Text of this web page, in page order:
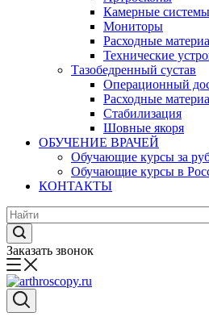
Камерные
Мониторы
Расходные
Технические
Тазобедренный сустав
Операционный
Расходные
Стабилизация
Шовные якоря
ОБУЧЕНИЕ ВРАЧЕЙ
Обучающие курсы за
Обучающие курсы в
КОНТАКТЫ
Заказать звонок